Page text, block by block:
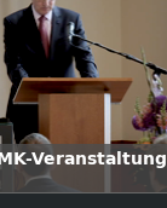
Veranstaltung